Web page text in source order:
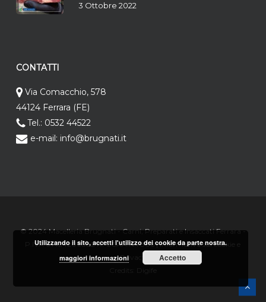
3 Ottobre 2022
CONTATTI
Via Comacchio, 578
44124 Ferrara (FE)
Tel.: 0532 44522
e-mail: info@brugnati.it
© 2024 Macelleria Brugnati - Carni, Preparati e Insaccati Ferrara -
P.IVA 01424200382 RI CCAA.N.7806 |Informativa sui cookie e
Privacy
Utilizzando il sito, accetti l'utilizzo dei cookie da parte nostra.
maggiori informazioni
Accetto